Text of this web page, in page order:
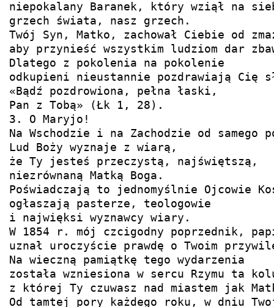
niepokalany Baranek, który wziął na
grzech świata, nasz grzech.
Twój Syn, Matko, zachował Ciebie od
aby przynieść wszystkim ludziom dar
Dlatego z pokolenia na pokolenie
odkupieni nieustannie pozdrawiają Cię
«Bądź pozdrowiona, pełna łaski,
Pan z Tobą» (Łk 1, 28).
3. O Maryjo!
Na Wschodzie i na Zachodzie od samego
Lud Boży wyznaje z wiarą,
że Ty jesteś przeczystą, najświętszą,
niezrównaną Matką Boga.
Poświadczają to jednomyślnie Ojcowie
ogłaszają pasterze, teologowie
i najwięksi wyznawcy wiary.
W 1854 r. mój czcigodny poprzednik,
uznał uroczyście prawdę o Twoim
Na wieczną pamiątkę tego wydarzenia
została wzniesiona w sercu Rzymu ta
z której Ty czuwasz nad miastem jak
Od tamtej pory każdego roku, w dniu